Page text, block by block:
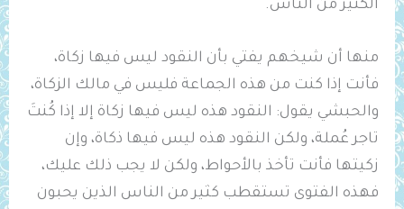
الكثير من الناس.
منها أن شيخهم يفتي بأن النقود ليس فيها زكاة،
فأنت إذا كنت من هذه الجماعة فليس في مالك الزكاة،
والحبشي يقول: النقود هذه ليس فيها زكاة إلا إذا كُنتَ
تاجر عُملة، ولكن النقود هذه ليس فيها ذكاة، وإن
زكيتها فأنت تأخذ بالأحواط، ولكن لا يجب ذلك عليك،
فهذه الفتوى تستقطب كثير من الناس الذين يحبون